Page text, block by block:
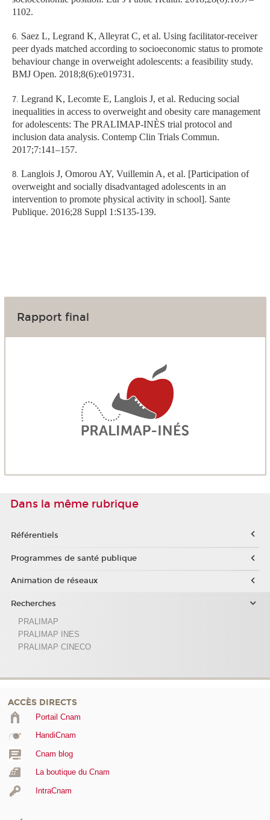
1102.
Saez L, Legrand K, Alleyrat C, et al. Using facilitator-receiver
peer dyads matched according to socioeconomic status to promote
behaviour change in overweight adolescents: a feasibility study.
BMJ Open. 2018;8(6):e019731.
Legrand K, Lecomte E, Langlois J, et al. Reducing social
inequalities in access to overweight and obesity care management
for adolescents: The PRALIMAP-INÈS trial protocol and
inclusion data analysis. Contemp Clin Trials Commun.
2017;7:141–157.
Langlois J, Omorou AY, Vuillemin A, et al. [Participation of
overweight and socially disadvantaged adolescents in an
intervention to promote physical activity in school]. Sante
Publique. 2016;28 Suppl 1:S135-139.
Rapport final
Dans la même rubrique
Référentiels
Programmes de santé publique
Animation de réseaux
Recherches
PRALIMAP
PRALIMAP INES
PRALIMAP CINECO
ACCÈS DIRECTS
Portail Cnam
HandiCnam
Cnam blog
La boutique du Cnam
IntraCnam